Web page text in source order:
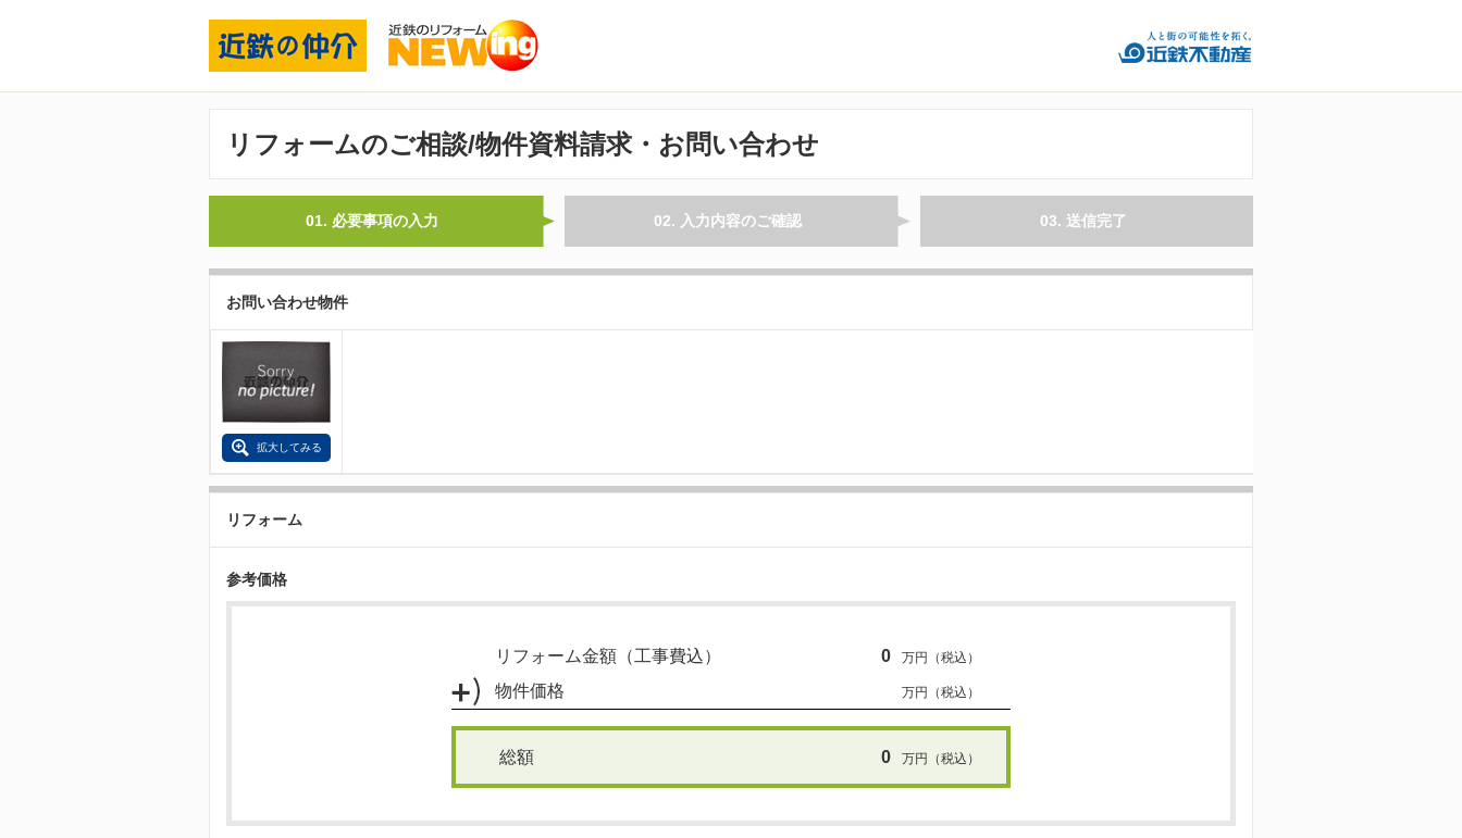
リフォームのご相談/物件資料請求・お問い合わせ
01. 必要事項の入力 02. 入力内容のご確認 03. 送信完了
お問い合わせ物件
拡大してみる
リフォーム
参考価格
リフォーム金額 （工事費込） 0 万円（税込）
物件価格 万円（税込）
総額 0 万円（税込）